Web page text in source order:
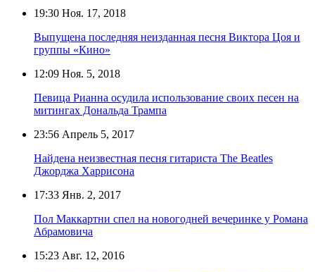
19:30 Ноя. 17, 2018
Выпущена последняя неизданная песня Виктора Цоя и
группы «Кино»
12:09 Ноя. 5, 2018
Певица Рианна осудила использование своих песен на
митингах Дональда Трампа
23:56 Апрель 5, 2017
Найдена неизвестная песня гитариста The Beatles
Джорджа Харрисона
17:33 Янв. 2, 2017
Пол Маккартни спел на новогодней вечеринке у Романа
Абрамовича
15:23 Авг. 12, 2016